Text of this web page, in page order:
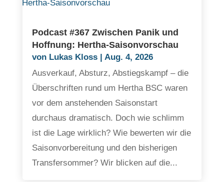
Podcast #367 Zwischen Panik und
Hoffnung: Hertha-Saisonvorschau
von Lukas Kloss| Aug. 4, 2026
Ausverkauf, Absturz, Abstiegskampf – die
Überschriften rund um Hertha BSC waren
vor dem anstehenden Saisonstart
durchaus dramatisch. Doch wie schlimm
ist die Lage wirklich? Wie bewerten wir die
Saisonvorbereitung und den bisherigen
Transfersommer? Wir blicken auf die...